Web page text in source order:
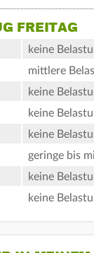
FREITAG
keine
mittlere
keine
keine
keine
geringe bis
keine
keine